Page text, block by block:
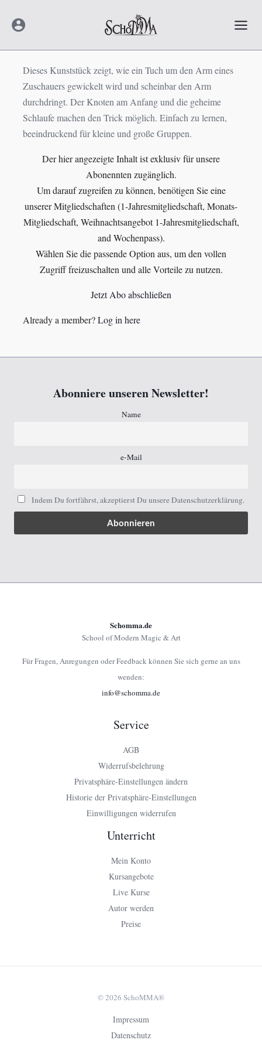
Inhalt
Dieses Kunststück zeigt, wie ein Tuch um den Arm eines
Zuschauers gewickelt wird und scheinbar den Arm
durchdringt. Der Knoten am Anfang und die geheime
Schlaufe machen den Trick möglich. Einfach zu lernen,
beeindruckend für kleine und große Gruppen.
Der hier angezeigte Inhalt ist exklusiv für unsere
Abonennten zugänglich.
Um darauf zugreifen zu können, benötigen Sie eine
unserer Mitgliedschaften (1-Jahresmitgliedschaft, Monats-
Mitgliedschaft, Weihnachtsangebot 1-Jahresmitgliedschaft,
and Wochenpass).
Wählen Sie die passende Option aus, um den vollen
Zugriff freizuschalten und alle Vorteile zu nutzen.
Jetzt Abo abschließen
Already a member?Log in here
Abonniere unseren Newsletter!
Name
e-Mail
Indem Du fortfährst, akzeptierst Du unsere Datenschutzerklärung.
Schomma.de
School of Modern Magic & Art
Für Fragen, Anregungen oder Feedback können Sie sich gerne an uns
wenden:
info@schomma.de
Service
AGB
Widerrufsbelehrung
Privatsphäre-Einstellungen ändern
Historie der Privatsphäre-Einstellungen
Einwilligungen widerrufen
Unterricht
Mein Konto
Kursangebote
Live Kurse
Autor werden
Preise
© 2026 SchoMMA®
Impressum
Datenschutz